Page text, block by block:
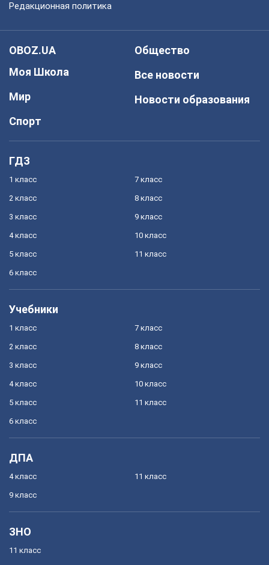
Редакционная политика
OBOZ.UA
Моя Школа
Мир
Спорт
Общество
Все новости
Новости образования
ГДЗ
1 класс
2 класс
3 класс
4 класс
5 класс
6 класс
7 класс
8 класс
9 класс
10 класс
11 класс
Учебники
1 класс
2 класс
3 класс
4 класс
5 класс
6 класс
7 класс
8 класс
9 класс
10 класс
11 класс
ДПА
4 класс
9 класс
11 класс
ЗНО
11 класс